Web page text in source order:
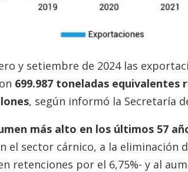
y setiembre de 2024 las
699.987 toneladas equivalentes
, según informó la Secretaría
más alto en los últimos 57
el sector cárnico, a la eliminación
retenciones por el 6,75%- y al